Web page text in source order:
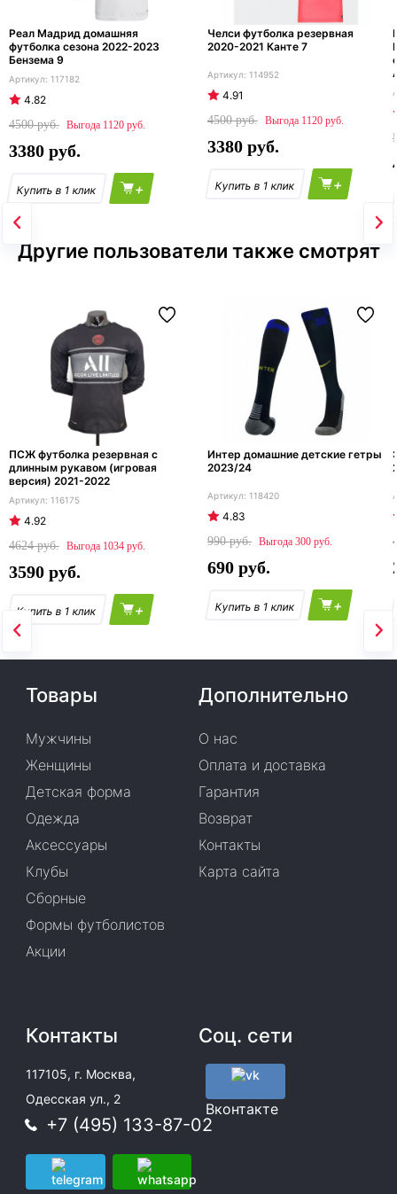
Реал Мадрид домашняя
футболка сезона 2022-2023
Бензема 9
117182
4.82
4500
1120
3380
+
Челси футболка резервная
2020-2021 Канте 7
114952
4.91
4500
1120
3380
+
Другие пользователи также смотрят
ПСЖ футболка резервная с
длинным рукавом (игровая
версия) 2021-2022
116175
4.92
4624
1034
3590
+
Интер домашние детские гетры
2023/24
118420
4.83
990
300
690
+
Товары
Мужчины
Женщины
Детская форма
Одежда
Аксессуары
Клубы
Сборные
Формы футболистов
Акции
Дополнительно
О нас
Оплата и доставка
Гарантия
Возврат
Контакты
Карта сайта
Контакты
117105, г. Москва,
Одесская ул., 2
+7 (495) 133-87-02
Соц. сети
Вконтакте